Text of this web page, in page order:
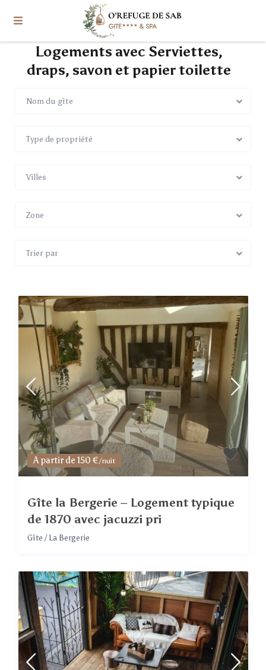
Logements avec Serviettes,
draps, savon et papier toilette
Nom du gîte
Type de propriété
Villes
Zone
Trier par
A partir de 150 €/nuit
Gîte la Bergerie – Logement typique
de 1870 avec jacuzzi pri
Gîte / La Bergerie